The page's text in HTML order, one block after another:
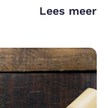
Lees meer